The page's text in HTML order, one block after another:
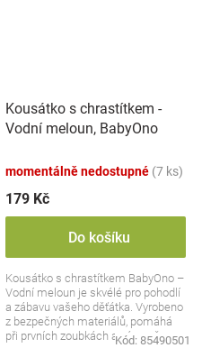
Kousátko s chrastítkem -
Vodní meloun, BabyOno
momentálně nedostupné (7 ks)
179 Kč
Do košíku
Kousátko s chrastítkem BabyOno –
Vodní meloun je skvélé pro pohodlí
a zábavu vašeho děťátka. Vyrobeno
z bezpečných materiálů, pomáhá
při prvních zoubkách a zároveň
Kód: 85490501